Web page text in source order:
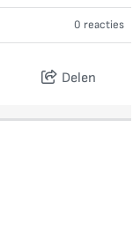
0 reacties
Delen